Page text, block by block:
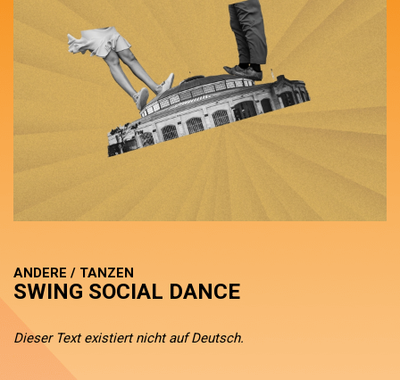
ANDERE / TANZEN
SWING SOCIAL DANCE
Dieser Text existiert nicht auf Deutsch.